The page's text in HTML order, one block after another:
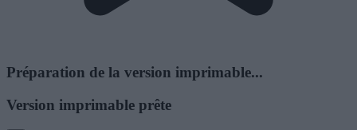
Préparation de la version imprimable...
Version imprimable prête